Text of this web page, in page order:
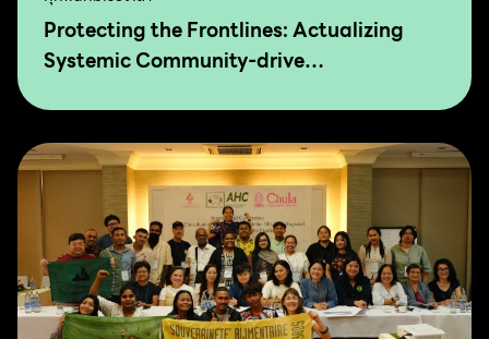
Protecting the Frontlines: Actualizing
Systemic Community-drive